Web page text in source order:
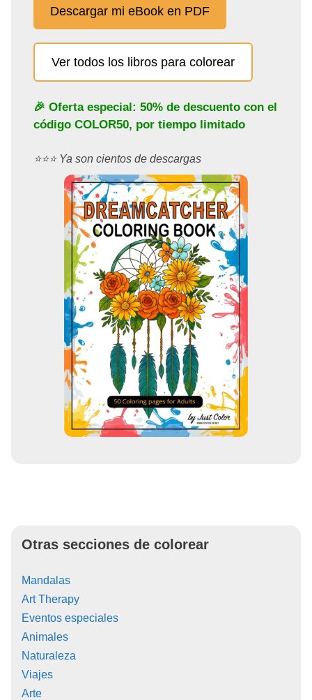
Descargar mi eBook en PDF
Ver todos los libros para colorear
🎉 Oferta especial: 50% de descuento con el
código COLOR50, por tiempo limitado
⭐️⭐️⭐️ Ya son cientos de descargas
Otras secciones de colorear
Mandalas
Art Therapy
Eventos especiales
Animales
Naturaleza
Viajes
Arte